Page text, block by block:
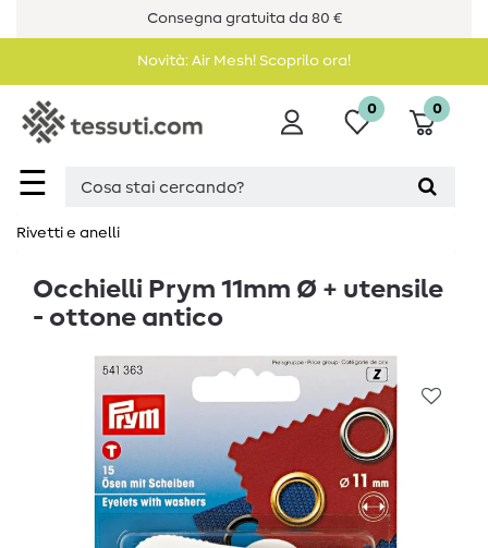
Consegna gratuita da 80 €
Novità: Air Mesh! Scoprilo ora!
☰
0 0
Rivetti e anelli
Occhielli Prym 11mm Ø + utensile
- ottone antico